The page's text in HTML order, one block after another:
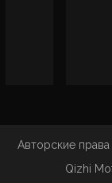
водяных
Авторские
Qizhi